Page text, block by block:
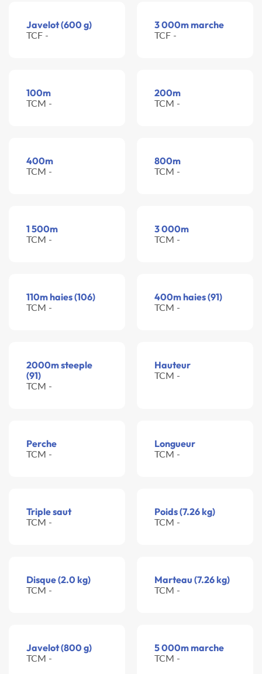
Javelot (600 g)
TCF -
3 000m marche
TCF -
100m
TCM -
200m
TCM -
400m
TCM -
800m
TCM -
1 500m
TCM -
3 000m
TCM -
110m haies (106)
TCM -
400m haies (91)
TCM -
2000m steeple
(91)
TCM -
Hauteur
TCM -
Perche
TCM -
Longueur
TCM -
Triple saut
TCM -
Poids (7.26 kg)
TCM -
Disque (2.0 kg)
TCM -
Marteau (7.26 kg)
TCM -
Javelot (800 g)
TCM -
5 000m marche
TCM -